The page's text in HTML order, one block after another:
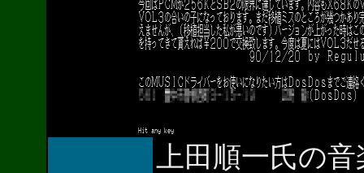
上田順一氏の